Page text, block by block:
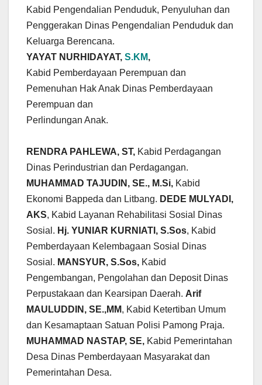
Kabid Pengendalian Penduduk, Penyuluhan dan
Penggerakan Dinas Pengendalian Penduduk dan
Keluarga Berencana.
YAYAT NURHIDAYAT, S.KM,
Kabid Pemberdayaan Perempuan dan
Pemenuhan Hak Anak Dinas Pemberdayaan
Perempuan dan
Perlindungan Anak.
RENDRA PAHLEWA, ST, Kabid Perdagangan
Dinas Perindustrian dan Perdagangan.
MUHAMMAD TAJUDIN, SE., M.Si, Kabid
Ekonomi Bappeda dan Litbang. DEDE MULYADI,
AKS, Kabid Layanan Rehabilitasi Sosial Dinas
Sosial. Hj. YUNIAR KURNIATI, S.Sos, Kabid
Pemberdayaan Kelembagaan Sosial Dinas
Sosial. MANSYUR, S.Sos, Kabid
Pengembangan, Pengolahan dan Deposit Dinas
Perpustakaan dan Kearsipan Daerah. Arif
MAULUDDIN, SE.,MM, Kabid Ketertiban Umum
dan Kesamaptaan Satuan Polisi Pamong Praja.
MUHAMMAD NASTAP, SE, Kabid Pemerintahan
Desa Dinas Pemberdayaan Masyarakat dan
Pemerintahan Desa.